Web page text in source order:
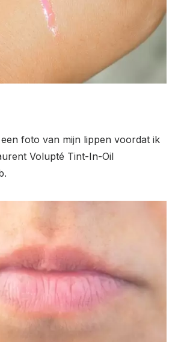
foto van mijn lippen voordat ik
Volupté Tint-In-Oil